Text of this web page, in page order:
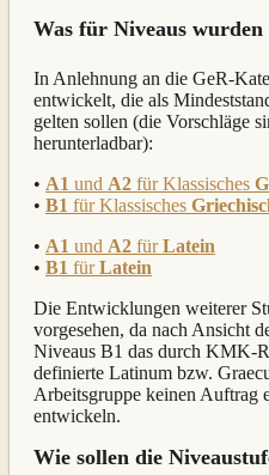
Was für Niveaus
In Anlehnung an die GeR-
entwickelt, die als
gelten sollen (die Vorschläge
herunterladbar):
• A1 und A2 für Klassisches
• B1 für Klassisches
• A1 und A2 fürLatein
• B1 fürLatein
Die Entwicklungen weiterer
vorgesehen, da nach Ansicht
Niveaus B1 das durch KMK-
definierte Latinum bzw.
Arbeitsgruppe keinen Auftrag
entwickeln.
Wie sollen die